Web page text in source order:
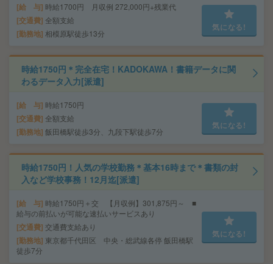
給 与 時給1700円 月収例 272,000円+残業代
交通費 全額支給
勤務地 相模原駅徒歩13分
気になる!
時給1750円＊完全在宅！KADOKAWA！書籍データに関
わるデータ入力[派遣]
給 与 時給1750円
交通費 全額支給
勤務地 飯田橋駅徒歩3分、九段下駅徒歩7分
気になる!
時給1750円！人気の学校勤務＊基本16時まで＊書類の封
入など学校事務！12月迄[派遣]
給 与 時給1750円＋交 【月収例】301,875円～ ■
給与の前払いが可能な速払いサービスあり
交通費 交通費支給あり
勤務地 東京都千代田区 中央・総武線各停 飯田橋駅
徒歩7分
気になる!